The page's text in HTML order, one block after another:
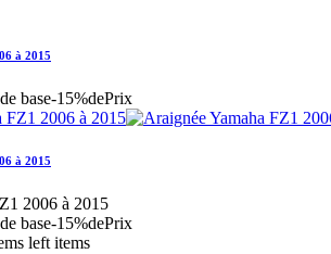
à 2015
base-15%dePrix
à 2015
2006 à 2015
base-15%dePrix
left items